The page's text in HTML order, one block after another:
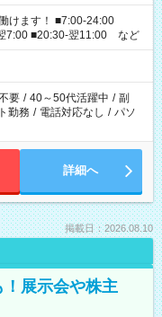
けます！ ■7:00-24:00
7:00 ■20:30-翌11:00 など
要 / 40～50代活躍中 / 副
勤務 / 電話対応なし / パソ
詳細へ
掲載日：2026.08.10
展示会や株主